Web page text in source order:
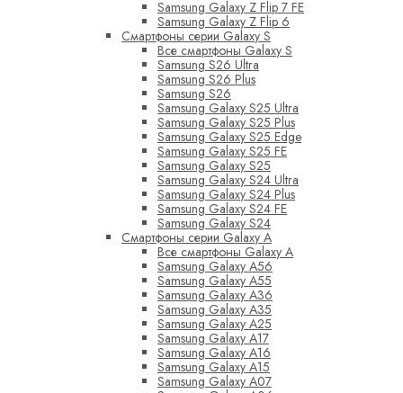
Samsung Galaxy Z Flip 7 FE
Samsung Galaxy Z Flip 6
Смартфоны серии Galaxy S
Все смартфоны Galaxy S
Samsung S26 Ultra
Samsung S26 Plus
Samsung S26
Samsung Galaxy S25 Ultra
Samsung Galaxy S25 Plus
Samsung Galaxy S25 Edge
Samsung Galaxy S25 FE
Samsung Galaxy S25
Samsung Galaxy S24 Ultra
Samsung Galaxy S24 Plus
Samsung Galaxy S24 FE
Samsung Galaxy S24
Смартфоны серии Galaxy A
Все смартфоны Galaxy A
Samsung Galaxy A56
Samsung Galaxy A55
Samsung Galaxy A36
Samsung Galaxy A35
Samsung Galaxy A25
Samsung Galaxy A17
Samsung Galaxy A16
Samsung Galaxy A15
Samsung Galaxy A07